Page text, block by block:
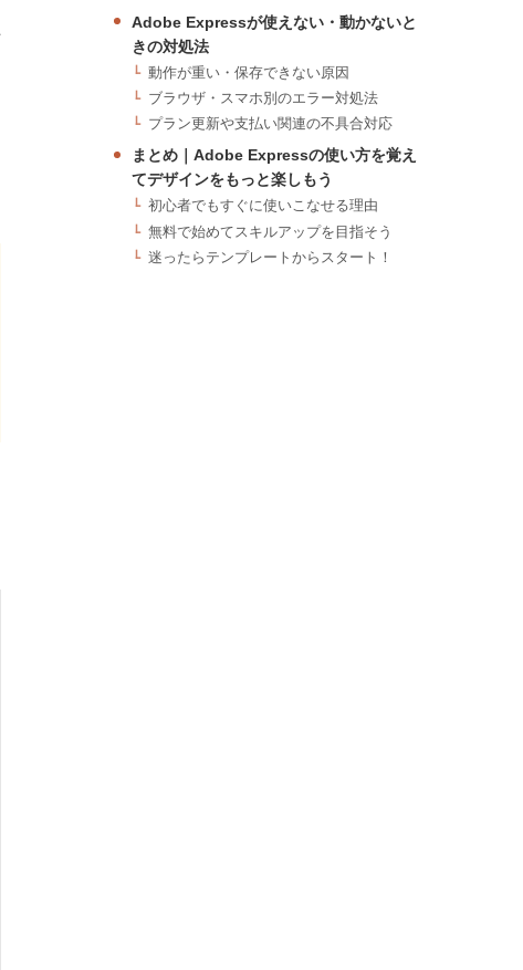
Adobe Expressが使えない・動かないと
きの対処法
動作が重い・保存できない原因
ブラウザ・スマホ別のエラー対処法
プラン更新や支払い関連の不具合対応
まとめ｜Adobe Expressの使い方を覚え
てデザインをもっと楽しもう
初心者でもすぐに使いこなせる理由
無料で始めてスキルアップを目指そう
迷ったらテンプレートからスタート！